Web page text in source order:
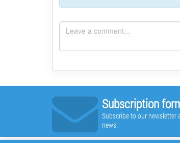
Subscription
Subscribe to our newsletter
news!